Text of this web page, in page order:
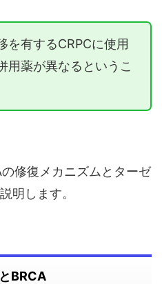
を有するCRPCに使用
用薬が異なるというこ
修復メカニズムとターゼ
明します。
BRCA